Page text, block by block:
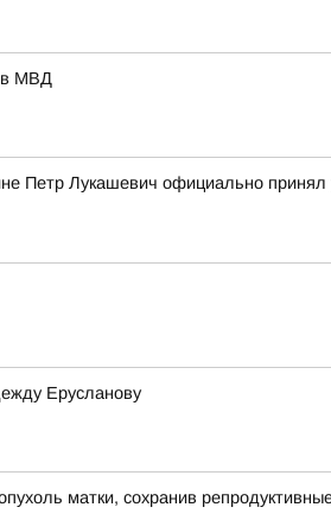
в МВД
Лукашевич официально принял
Ерусланову
матки, сохранив